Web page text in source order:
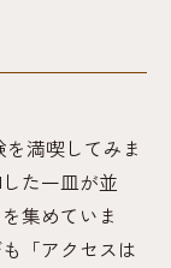
満喫してみま
た一皿が並
集めていま
「アクセスは